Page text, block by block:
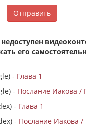
Отправить
его
- Глава 1
- Послание Иакова /
- Глава 1
- Послание Иакова /